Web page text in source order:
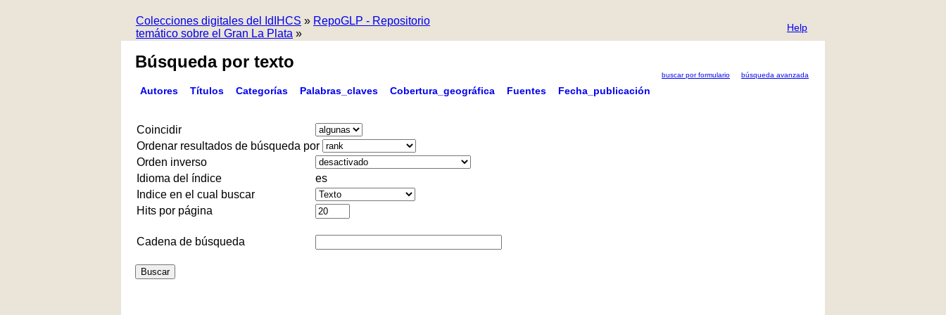
Colecciones digitales del IdIHCS » RepoGLP - Repositorio
temático sobre el Gran La Plata » Help
Búsqueda por texto
buscar por formulario búsqueda avanzada
Autores Títulos Categorías Palabras_claves Cobertura_geográfica Fuentes Fecha_publicación
Coincidir
Ordenar resultados de búsqueda por
Orden inverso
Idioma del índice
es
Indice en el cual buscar
Hits por página
Cadena de búsqueda